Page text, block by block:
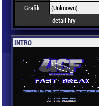
Grafik
(Unknown)
detail hry
INTRO